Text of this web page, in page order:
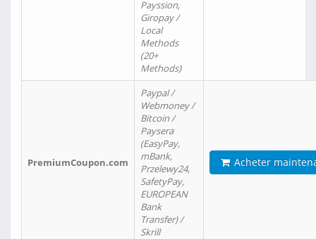
Payssion,
Giropay /
Local
Methods
(20+
Methods)
PremiumCoupon.com
Paypal /
Webmoney /
Bitcoin /
Paysera
(EasyPay,
mBank,
Przelewy24,
SafetyPay,
EUROPEAN
Bank
Transfer) /
Skrill
Acheter